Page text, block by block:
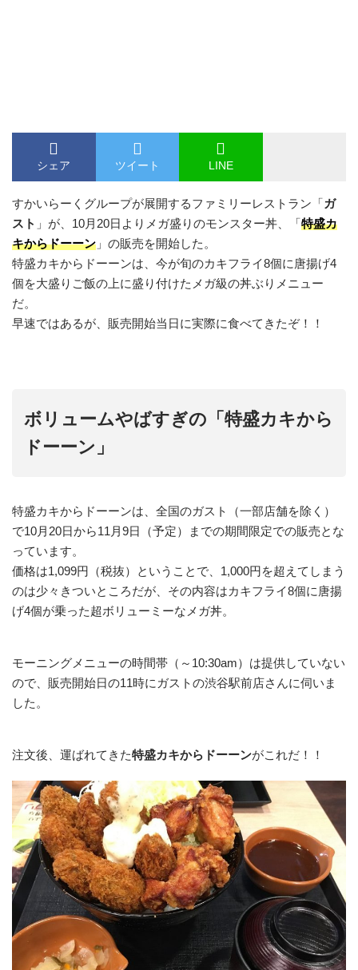
シェア ツイート LINE
すかいらーくグループが展開するファミリーレストラン「ガ
スト 」が、10月20日よりメガ盛りのモンスター丼、「特盛カ
キからドーーン 」の販売を開始した。
特盛カキからドーーンは、今が旬のカキフライ8個に唐揚げ4
個を大盛りご飯の上に盛り付けたメガ級の丼ぶりメニュー
だ。
早速ではあるが、販売開始当日に実際に食べてきたぞ！！
ボリュームやばすぎの「特盛カキから
ドーーン」
特盛カキからドーーンは、全国のガスト（一部店舗を除く）
で10月20日から11月9日（予定）までの期間限定での販売とな
っています。
価格は1,099円（税抜）ということで、1,000円を超えてしまう
のは少々きついところだが、その内容はカキフライ8個に唐揚
げ4個が乗った超ボリューミーなメガ丼。
モーニングメニューの時間帯（～10:30am）は提供していない
ので、販売開始日の11時にガストの渋谷駅前店さんに伺いま
した。
注文後、運ばれてきた特盛カキからドーーンがこれだ！！